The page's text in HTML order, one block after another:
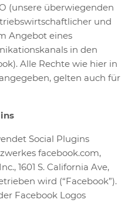
(unsere überwiegenden
und
Angebot eines
in den
Alle Rechte wie hier in
gelten auch für
Social Plugins
facebook.com,
1601 S. California Ave,
wird (“Facebook”).
Facebook Logos